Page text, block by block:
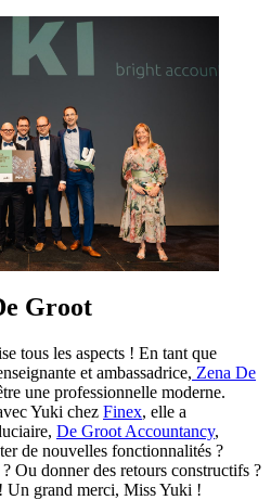
Groot
tous les aspects ! En tant que
et ambassadrice, Zena De
une professionnelle moderne.
Yuki chez Finex, elle a
De Groot Accountancy,
de nouvelles fonctionnalités ?
Ou donner des retours constructifs ?
Un grand merci, Miss Yuki !